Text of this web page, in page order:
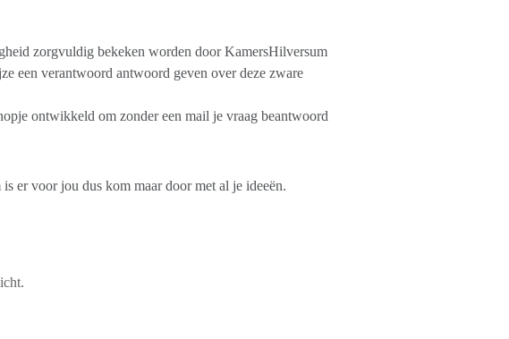
zorgvuldig bekeken worden door KamersHilversum
een verantwoord antwoord geven over deze zware
ontwikkeld om zonder een mail je vraag beantwoord
er voor jou dus kom maar door met al je ideeën.